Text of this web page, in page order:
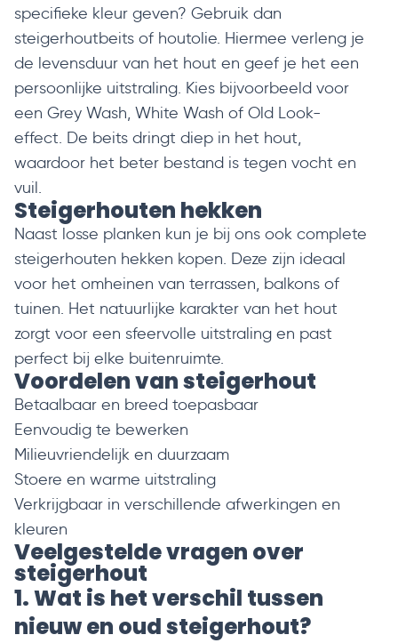
specifieke kleur geven? Gebruik dan
steigerhoutbeits of houtolie. Hiermee verleng je
de levensduur van het hout en geef je het een
persoonlijke uitstraling. Kies bijvoorbeeld voor
een Grey Wash, White Wash of Old Look-
effect. De beits dringt diep in het hout,
waardoor het beter bestand is tegen vocht en
vuil.
Steigerhouten hekken
Naast losse planken kun je bij ons ook complete
steigerhouten hekken kopen. Deze zijn ideaal
voor het omheinen van terrassen, balkons of
tuinen. Het natuurlijke karakter van het hout
zorgt voor een sfeervolle uitstraling en past
perfect bij elke buitenruimte.
Voordelen van steigerhout
Betaalbaar en breed toepasbaar
Eenvoudig te bewerken
Milieuvriendelijk en duurzaam
Stoere en warme uitstraling
Verkrijgbaar in verschillende afwerkingen en
kleuren
Veelgestelde vragen over
steigerhout
1. Wat is het verschil tussen
nieuw en oud steigerhout?